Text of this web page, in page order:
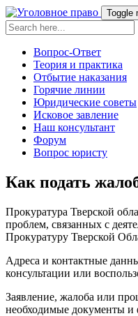
Toggle
Вопрос-Ответ
Теория и практика
Отбытие наказания
Горячие линии
Юридические советы
Исковое завление
Наш консультант
Форум
Вопрос юристу
Как подать
Прокуратура Тверской
проблем, связанных с
Прокуратуру Тверской
Адреса и контактные
консультации или
Заявление, жалоба или
необходимые документы и